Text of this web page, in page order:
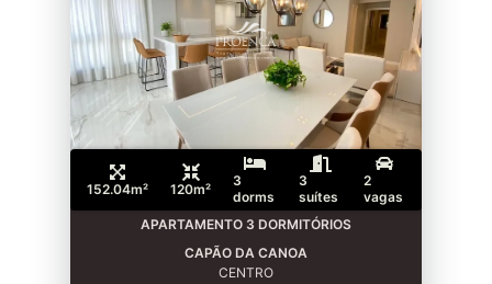
152.04m² 120m²
3
dorms
3
suítes
2
vagas
APARTAMENTO 3 DORMITÓRIOS
CAPÃO DA CANOA
CENTRO